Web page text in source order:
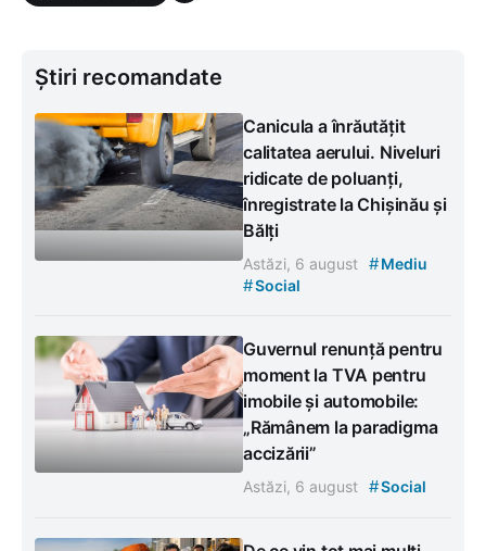
Știri recomandate
Canicula a înrăutățit
calitatea aerului. Niveluri
ridicate de poluanți,
înregistrate la Chișinău și
Bălți
Astăzi, 6 august #Mediu
#Social
Guvernul renunță pentru
moment la TVA pentru
imobile și automobile:
„Rămânem la paradigma
accizării”
Astăzi, 6 august #Social